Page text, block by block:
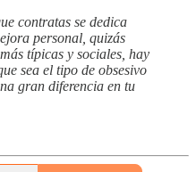
contratas se dedica
personal, quizás
típicas y sociales, hay
sea el tipo de obsesivo
gran diferencia en tu